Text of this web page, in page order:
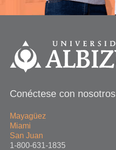
Conéctese con nosotros
Mayagüez
Miami
San Juan
1-800-631-1835